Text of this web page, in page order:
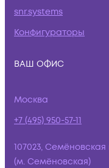
snr.systems
Конфигураторы
ВАШ ОФИС
Москва
+7 (495) 950-57-11
107023,
(м. Семёновская)